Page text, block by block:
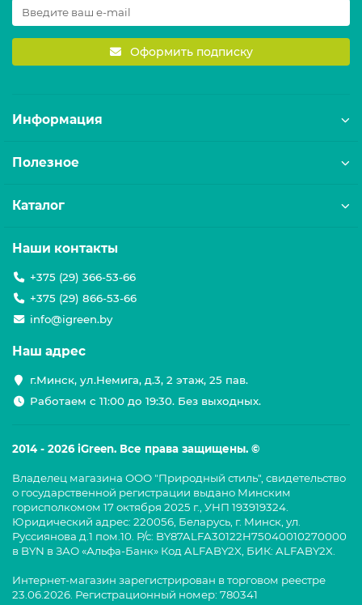
Оформить подписку
Информация
Полезное
Каталог
Наши контакты
+375 (29) 366-53-66
+375 (29) 866-53-66
info@igreen.by
Наш адрес
г.Минск, ул.Немига, д.3, 2 этаж, 25 пав.
Работаем с 11:00 до 19:30. Без выходных.
2014 - 2026 iGreen. Все права защищены. ©
Владелец магазина ООО "Природный стиль", свидетельство
о государственной регистрации выдано Минским
горисполкомом 17 октября 2025 г., УНП 193919324.
Юридический адрес: 220056, Беларусь, г. Минск, ул.
Руссиянова д.1 пом.10. Р/с: BY87ALFA30122H75040010270000
в BYN в ЗАО «Альфа-Банк» Код ALFABY2X, БИК: ALFABY2X.
Интернет-магазин зарегистрирован в торговом реестре
23.06.2026. Регистрационный номер: 780341